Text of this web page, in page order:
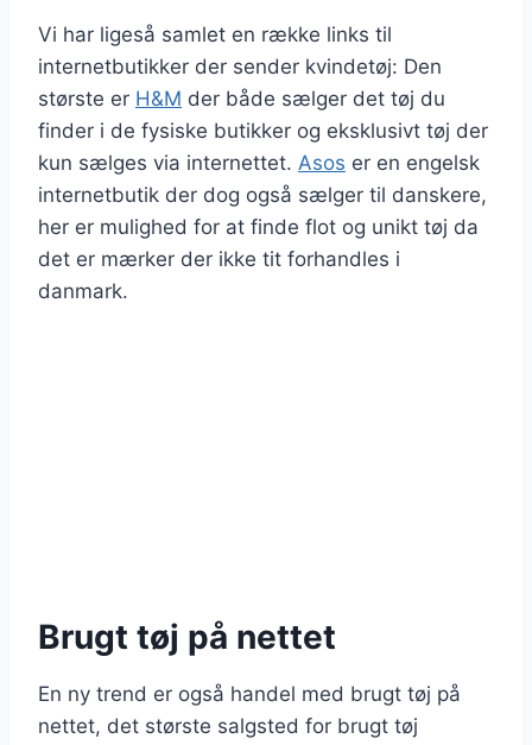
Vi har ligeså samlet en række links til
internetbutikker der sender kvindetøj: Den
største er H&M der både sælger det tøj du
finder i de fysiske butikker og eksklusivt tøj der
kun sælges via internettet. Asos er en engelsk
internetbutik der dog også sælger til danskere,
her er mulighed for at finde flot og unikt tøj da
det er mærker der ikke tit forhandles i
danmark.
Brugt tøj på nettet
En ny trend er også handel med brugt tøj på
nettet, det største salgsted for brugt tøj